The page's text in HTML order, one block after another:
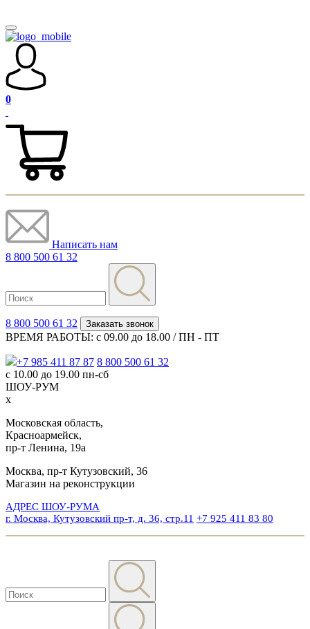
0
Написать нам
8 800 500 61 32
8 800 500 61 32 Заказать звонок
ВРЕМЯ РАБОТЫ: с 09.00 до 18.00 / ПН - ПТ
+7 985 411 87 87 8 800 500 61 32
с 10.00 до 19.00 пн-сб
ШОУ-РУМ
x
Московская область,
Красноармейск,
пр-т Ленина, 19а
Москва, пр-т Кутузовский, 36
Магазин на реконструкции
АДРЕС ШОУ-РУМА
г. Москва, Кутузовский пр-т, д. 36, стр.11 +7 925 411 83 80